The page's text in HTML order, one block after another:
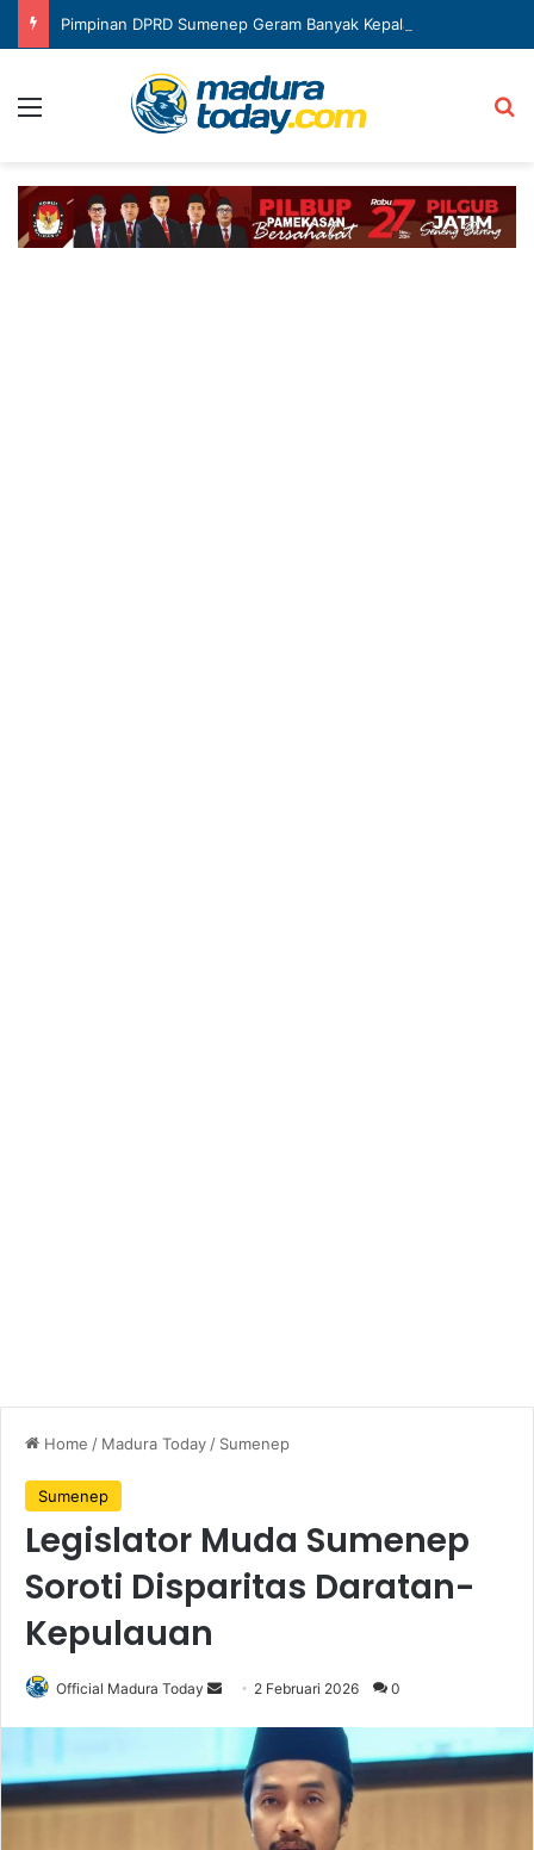
Home / Madura Today / Sumenep
Sumenep
Legislator Muda Sumenep
Soroti Disparitas Daratan-
Kepulauan
Official Madura Today
d
a
2 Februari 2026 0